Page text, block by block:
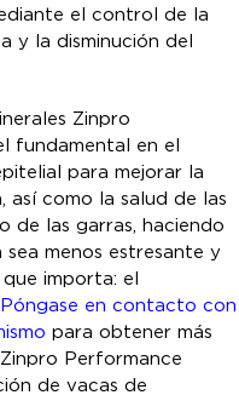
el control de la
y la disminución del
Zinpro
fundamental en el
para mejorar la
así como la salud de las
de las garras, haciendo
menos estresante y
importa: el
Póngase en contacto con
para obtener más
Performance
de vacas de